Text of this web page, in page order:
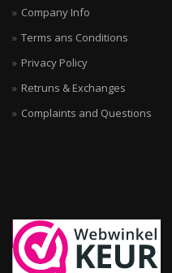
Company Info
Terms ans Conditions
Privacy Policy
Retruns & Exchanges
Complaints and Questions